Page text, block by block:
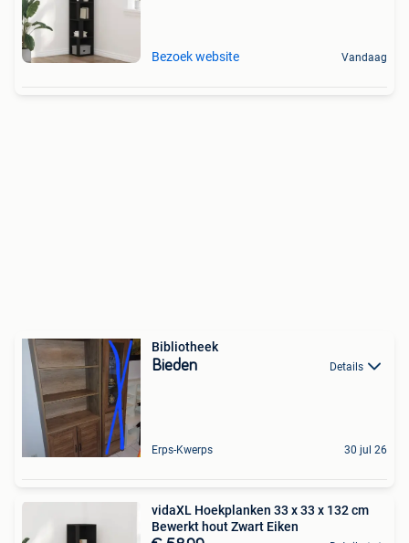
Bezoek website Vandaag
Bibliotheek
Bieden Details
Erps-Kwerps 30 jul 26
vidaXL Hoekplanken 33 x 33 x 132 cm
Bewerkt hout Zwart Eiken